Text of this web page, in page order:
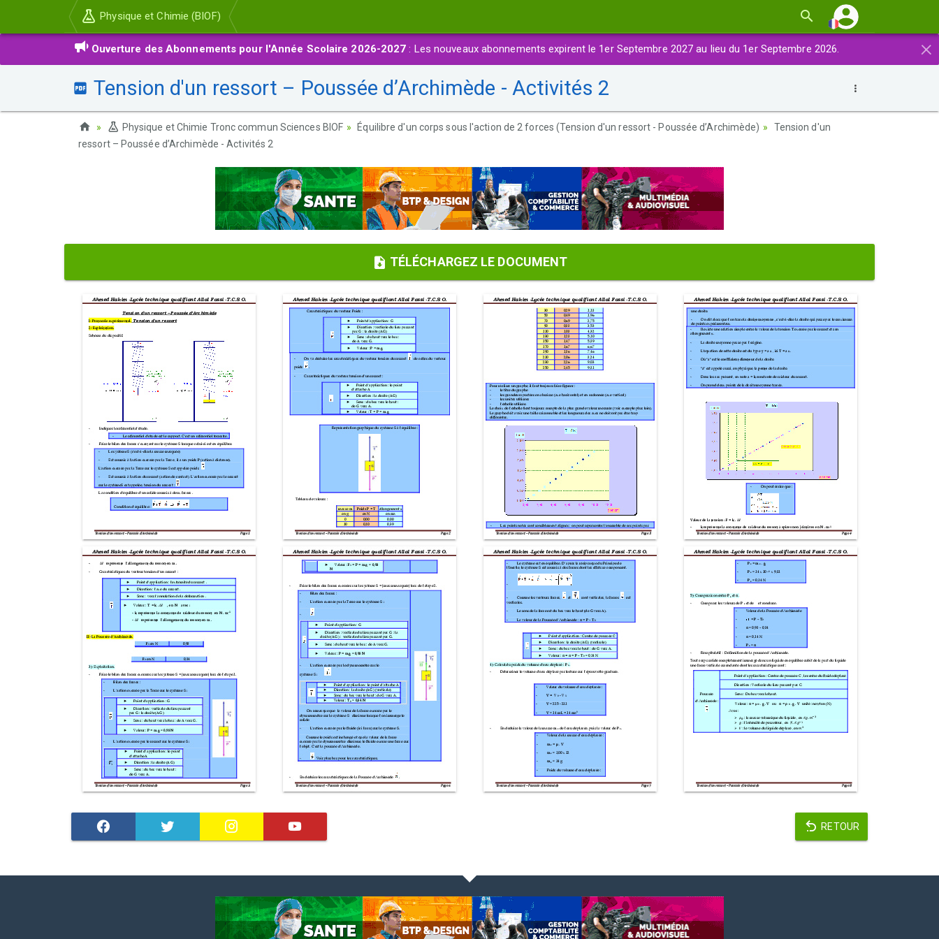
Physique et Chimie (BIOF)
×
Ouverture des Abonnements pour l'Année Scolaire 2026-2027 : Les nouveaux abonnements expirent le 1er Septembre 2027 au lieu du 1er Septembre 2026.
Tension d'un ressort – Poussée d’Archimède - Activités 2
Physique et Chimie Tronc commun Sciences BIOF Équilibre d'un corps sous l'action de 2 forces (Tension d'un ressort - Poussée d’Archimède)
Tension d'un
ressort – Poussée d’Archimède - Activités 2
TÉLÉCHARGEZ LE DOCUMENT
RETOUR